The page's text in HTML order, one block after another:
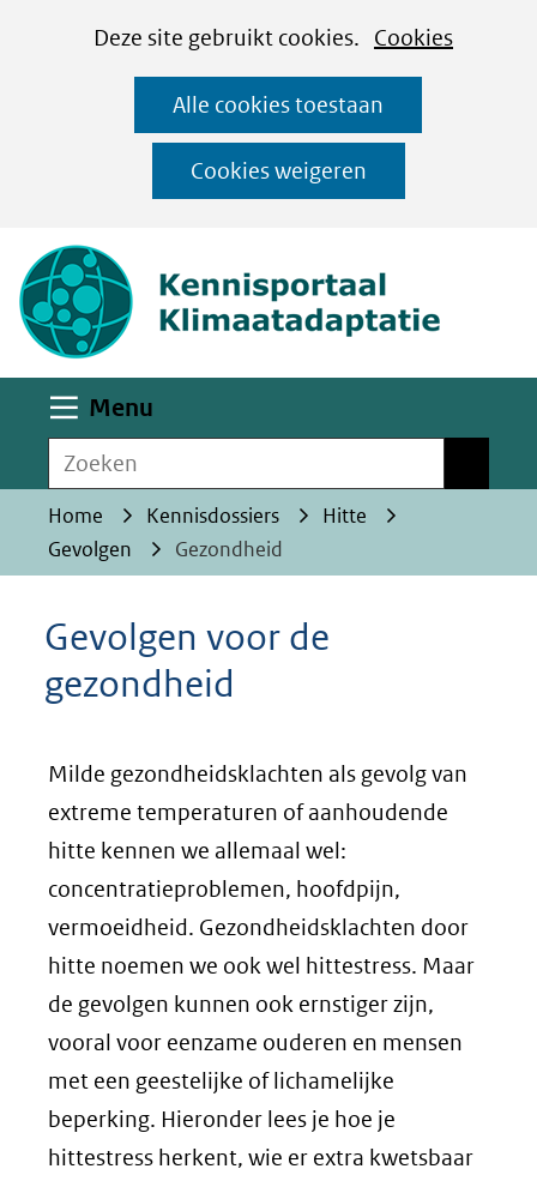
CookiesDeze site gebruikt cookies. Cookies
op
deze
website
worden
toegestaan
geweigerd.
Alle cookies toestaan
Cookies weigeren
Ga
naar
de
inhoud
Menu
Zoeken
Home Kennisdossiers
Hitte
Gevolgen
Gezondheid
Gevolgen voor de
gezondheid
Milde gezondheidsklachten als gevolg van
extreme temperaturen of aanhoudende
hitte kennen we allemaal wel:
concentratieproblemen, hoofdpijn,
vermoeidheid. Gezondheidsklachten door
hitte noemen we ook wel hittestress. Maar
de gevolgen kunnen ook ernstiger zijn,
vooral voor eenzame ouderen en mensen
met een geestelijke of lichamelijke
beperking. Hieronder lees je hoe je
hittestress herkent, wie er extra kwetsbaar